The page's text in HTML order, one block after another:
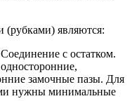
являются:
с остатком.
замочные пазы. Для
нужны минимальные